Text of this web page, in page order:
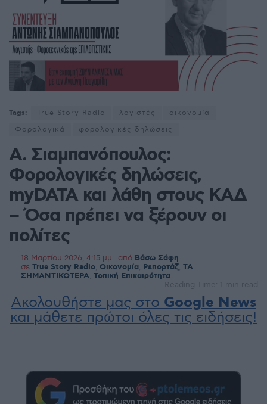
Tags: True Story Radio λογιστές
οικονομία
Φορολογικά
φορολογικές δηλώσεις
Α. Σιαμπανόπουλος:
Φορολογικές δηλώσεις,
myDATA και λάθη στους ΚΑΔ
– Όσα πρέπει να ξέρουν οι
πολίτες
18 Μαρτίου 2026, 4:15 μμ από Βάσω Σάφη
σε True Story Radio Οικονομία Ρεπορτάζ ΤΑ
ΣΗΜΑΝΤΙΚΟΤΕΡΑ Τοπική Επικαιρότητα
Reading Time: 1 min read
Ακολουθήστε μας στο Google News
και μάθετε πρώτοι όλες τις ειδήσεις!